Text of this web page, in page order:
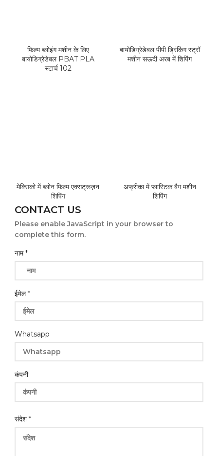
फिल्म ब्लोइंग मशीन के लिए
बायोडिग्रेडेबल PBAT PLA
स्टार्च 102
बायोडिग्रेडेबल पीपी ड्रिंकिंग स्ट्रॉ
मशीन सऊदी अरब में शिपिंग
मेक्सिको में ब्लोन फिल्म एक्सट्रूज़न
शिपिंग
अफ्रीका में प्लास्टिक बैग मशीन
शिपिंग
CONTACT US
Please enable JavaScript in your browser to
complete this form.
नाम*
ईमेल*
Whatsapp
कंपनी
कंपनी
Whatsapp
संदेश *